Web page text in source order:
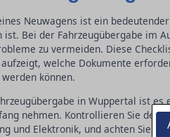
Neuwagens ist ein
ist. Bei der Fahrzeugübergabe im
zu vermeiden. Diese
welche Dokumente
können.
in Wuppertal ist es
nehmen. Kontrollieren Sie den
und Elektronik, und achten Sie